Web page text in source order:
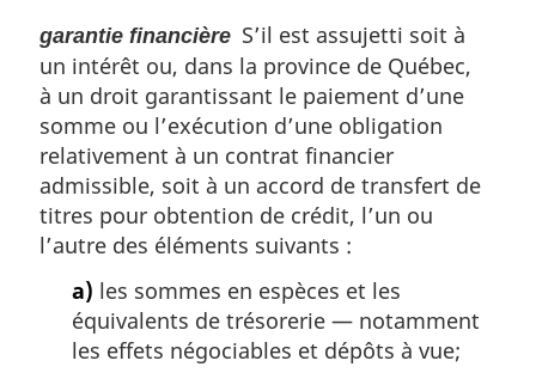
garantie financière S’il est assujetti soit à
un intérêt ou, dans la province de Québec,
à un droit garantissant le paiement d’une
somme ou l’exécution d’une obligation
relativement à un contrat financier
admissible, soit à un accord de transfert de
titres pour obtention de crédit, l’un ou
l’autre des éléments suivants :
a) les sommes en espèces et les
équivalents de trésorerie — notamment
les effets négociables et dépôts à vue;